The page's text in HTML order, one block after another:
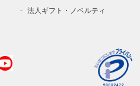
法人ギフト・ノベルティ